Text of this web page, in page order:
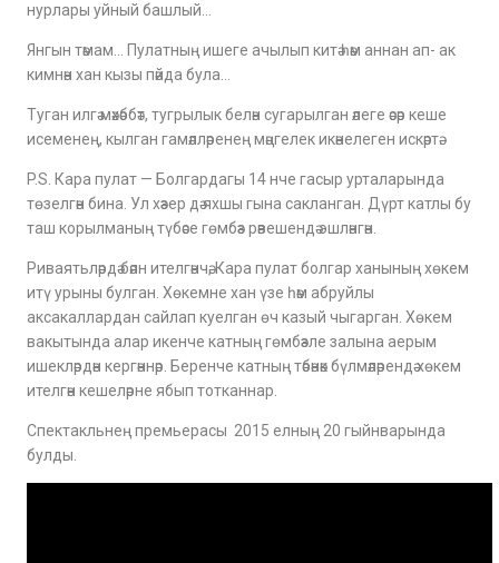
нурлары уйный башлый…
Янгын тәмам… Пулатның ишеге ачылып китә һәм аннан ап- ак
кимнән хан кызы пәйда була…
Туган илгә мәхәббәт, тугрылык белән сугарылган әлеге әсәр кеше
исеменең, кылган гамәлләренең мәңгелек икәнелеген искәртә.
P.S. Кара пулат — Болгардагы 14 нче гасыр урталарында
төзелгән бина. Ул хәзер дә яхшы гына сакланган. Дүрт катлы бу
таш корылманың түбәсе гөмбәз рәвешендә эшләнгән.
Риваятьләрдә бәян ителгәнчә, Кара пулат болгар ханының хөкем
итү урыны бул­ган. Хөкемне хан үзе һәм абруйлы
аксакаллардан сайлап куелган өч казый чыгарган. Хөкем
вакытында алар икенче катның гөмбәзле залына аерым
ишекләрдән кергәннәр. Беренче катның тәбәнәк бүлмәләрендә хө­кем
ителгән кешеләрне ябып тот­каннар.
Спектакльнең премьерасы 2015 елның 20 гыйнварында
булды.